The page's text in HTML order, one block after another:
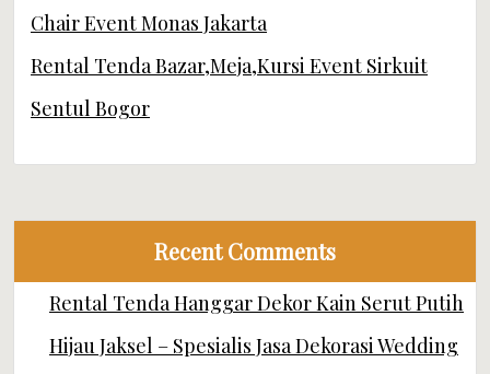
Chair Event Monas Jakarta
Rental Tenda Bazar,Meja,Kursi Event Sirkuit
Sentul Bogor
Recent Comments
Rental Tenda Hanggar Dekor Kain Serut Putih
Hijau Jaksel – Spesialis Jasa Dekorasi Wedding